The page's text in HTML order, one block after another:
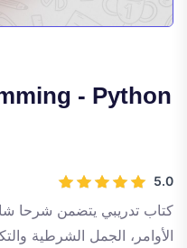
- Python
5.0
كتاب تدريبي يتضمن شرحا
الأوامر، الجمل الشرطية